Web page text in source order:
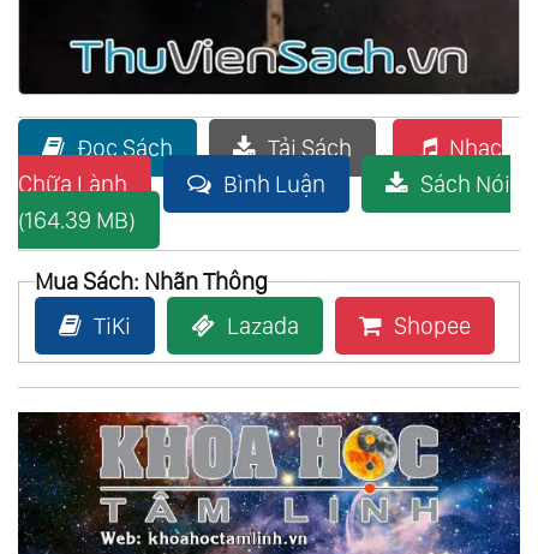
Đọc Sách Tải Sách
Nhạc
Chữa Lành
Bình Luận
Sách Nói
(164.39 MB)
Mua Sách: Nhãn Thông
TiKi
Lazada Shopee